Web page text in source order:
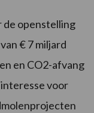
de openstelling
€ 7 miljard
en CO2-afvang
voor